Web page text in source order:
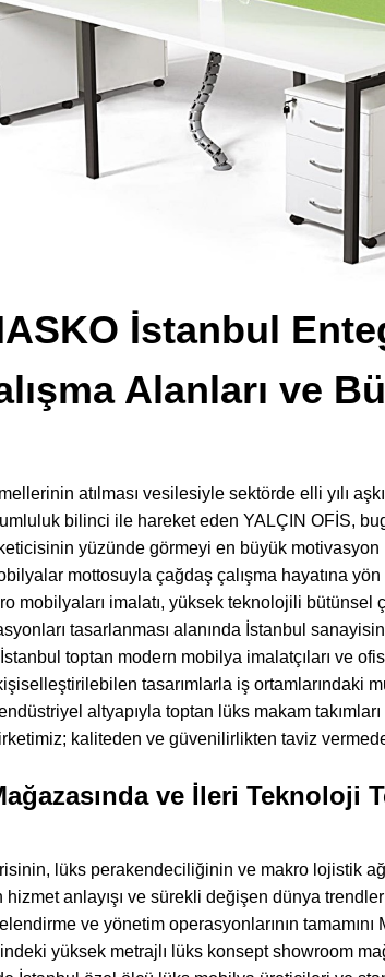
İstanbul
Alanları ve
atılması vesilesiyle sektörde elli yılı
bilinci ile hareket eden YALÇIN OFİS,
yüzünde görmeyi en büyük
mottosuyla çağdaş çalışma hayatına
mobilyaları imalatı, yüksek teknolojili bütünsel
tasarlanması alanında İstanbul
toptan modern mobilya imalatçıları ve
tasarımlarla iş ortamlarındaki
altyapıyla toptan lüks makam
kaliteden ve güvenilirlikten taviz
ve İleri Teknoloji
lüks perakendeciliğinin ve makro lojistik
anlayışı ve sürekli değişen dünya
ve yönetim operasyonlarının
yüksek metrajlı lüks konsept showroom